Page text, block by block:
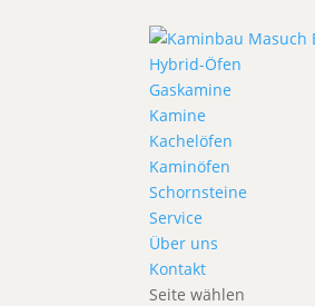
Hybrid-Öfen
Gaskamine
Kamine
Kachelöfen
Kaminöfen
Schornsteine
Service
Über uns
Kontakt
Seite wählen